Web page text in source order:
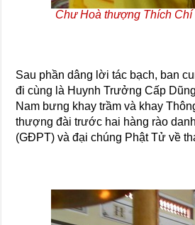
Chư Hoà thượng Thích
Sau phần dâng lời tác bạch, ban
đi cùng là Huynh Trưởng Cấp
Nam bưng khay trầm và khay
thượng đài trước hai hàng rào
(GĐPT) và đại chúng Phật Tử về